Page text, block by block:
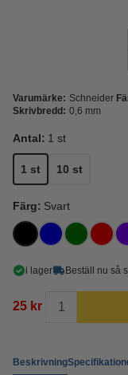
Varumärke: Schneider
Skrivbredd: 0,6 mm
Antal: 1 st
1 st 10 st
Färg: Svart
i lager Beställ nu så
25 kr
Beskrivning